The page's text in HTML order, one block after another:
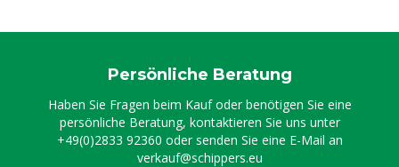
Persönliche Beratung
Haben Sie Fragen beim Kauf oder benötigen Sie eine
persönliche Beratung, kontaktieren Sie uns unter
+49(0)2833 92360 oder senden Sie eine E-Mail an
verkauf@schippers.eu